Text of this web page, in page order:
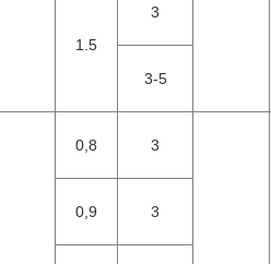
1.5
3
3-5
0,8 3
0,9 3